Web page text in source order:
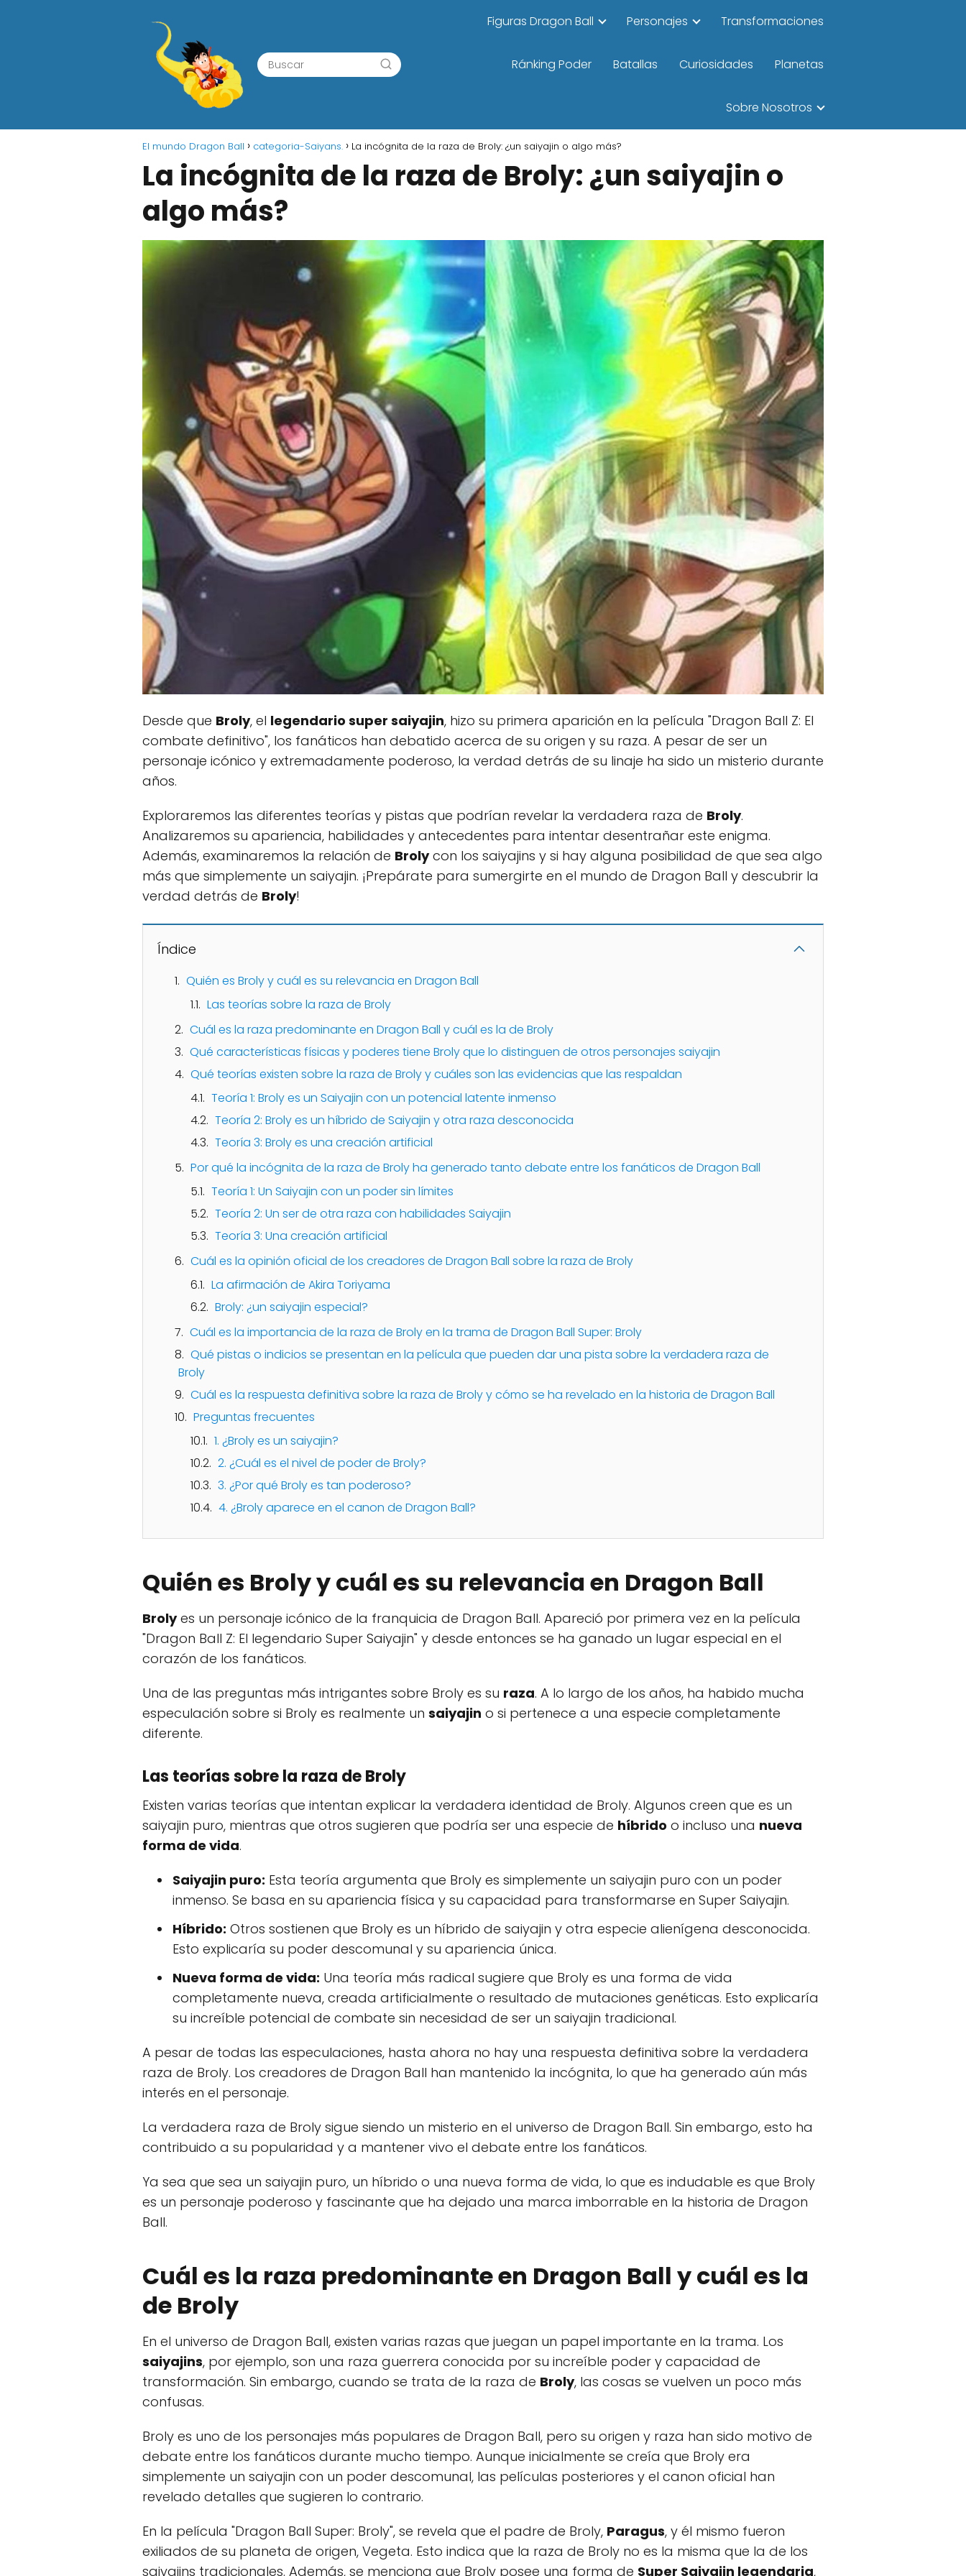
Figuras Dragon Ball Personajes Transformaciones
Ránking Poder Batallas Curiosidades Planetas
Sobre Nosotros
El mundo Dragon Ball categoria-Saiyans. La incógnita de la raza de Broly: ¿un saiyajin o algo más?
La incógnita de la raza de Broly: ¿un saiyajin o
algo más?
Desde que Broly, el legendario super saiyajin, hizo su primera aparición en la película "Dragon Ball Z: El
combate definitivo", los fanáticos han debatido acerca de su origen y su raza. A pesar de ser un
personaje icónico y extremadamente poderoso, la verdad detrás de su linaje ha sido un misterio durante
años.
Exploraremos las diferentes teorías y pistas que podrían revelar la verdadera raza de Broly.
Analizaremos su apariencia, habilidades y antecedentes para intentar desentrañar este enigma.
Además, examinaremos la relación de Brolycon los saiyajins y si hay alguna posibilidad de que sea algo
más que simplemente un saiyajin. ¡Prepárate para sumergirte en el mundo de Dragon Ball y descubrir la
verdad detrás de Broly!
Índice
Quién es Broly y cuál es su relevancia en Dragon Ball
Las teorías sobre la raza de Broly
Cuál es la raza predominante en Dragon Ball y cuál es la de Broly
Qué características físicas y poderes tiene Broly que lo distinguen de otros personajes saiyajin
Qué teorías existen sobre la raza de Broly y cuáles son las evidencias que las respaldan
Teoría 1: Broly es un Saiyajin con un potencial latente inmenso
Teoría 2: Broly es un híbrido de Saiyajin y otra raza desconocida
Teoría 3: Broly es una creación artificial
Por qué la incógnita de la raza de Broly ha generado tanto debate entre los fanáticos de Dragon Ball
Teoría 1: Un Saiyajin con un poder sin límites
Teoría 2: Un ser de otra raza con habilidades Saiyajin
Teoría 3: Una creación artificial
Cuál es la opinión oficial de los creadores de Dragon Ball sobre la raza de Broly
La afirmación de Akira Toriyama
Broly: ¿un saiyajin especial?
Cuál es la importancia de la raza de Broly en la trama de Dragon Ball Super: Broly
Qué pistas o indicios se presentan en la película que pueden dar una pista sobre la verdadera raza de
Broly
Cuál es la respuesta definitiva sobre la raza de Broly y cómo se ha revelado en la historia de Dragon Ball
Preguntas frecuentes
1. ¿Broly es un saiyajin?
2. ¿Cuál es el nivel de poder de Broly?
3. ¿Por qué Broly es tan poderoso?
4. ¿Broly aparece en el canon de Dragon Ball?
Quién es Broly y cuál es su relevancia en Dragon Ball
Brolyes un personaje icónico de la franquicia de Dragon Ball. Apareció por primera vez en la película
"Dragon Ball Z: El legendario Super Saiyajin" y desde entonces se ha ganado un lugar especial en el
corazón de los fanáticos.
Una de las preguntas más intrigantes sobre Broly es su raza. A lo largo de los años, ha habido mucha
especulación sobre si Broly es realmente un saiyajin o si pertenece a una especie completamente
diferente.
Las teorías sobre la raza de Broly
Existen varias teorías que intentan explicar la verdadera identidad de Broly. Algunos creen que es un
saiyajin puro, mientras que otros sugieren que podría ser una especie de híbrido o incluso una nueva
forma de vida.
Saiyajin puro: Esta teoría argumenta que Broly es simplemente un saiyajin puro con un poder
inmenso. Se basa en su apariencia física y su capacidad para transformarse en Super Saiyajin.
Híbrido: Otros sostienen que Broly es un híbrido de saiyajin y otra especie alienígena desconocida.
Esto explicaría su poder descomunal y su apariencia única.
Nueva forma de vida: Una teoría más radical sugiere que Broly es una forma de vida
completamente nueva, creada artificialmente o resultado de mutaciones genéticas. Esto explicaría
su increíble potencial de combate sin necesidad de ser un saiyajin tradicional.
A pesar de todas las especulaciones, hasta ahora no hay una respuesta definitiva sobre la verdadera
raza de Broly. Los creadores de Dragon Ball han mantenido la incógnita, lo que ha generado aún más
interés en el personaje.
La verdadera raza de Broly sigue siendo un misterio en el universo de Dragon Ball. Sin embargo, esto ha
contribuido a su popularidad y a mantener vivo el debate entre los fanáticos.
Ya sea que sea un saiyajin puro, un híbrido o una nueva forma de vida, lo que es indudable es que Broly
es un personaje poderoso y fascinante que ha dejado una marca imborrable en la historia de Dragon
Ball.
Cuál es la raza predominante en Dragon Ball y cuál es la
de Broly
En el universo de Dragon Ball, existen varias razas que juegan un papel importante en la trama. Los
saiyajins, por ejemplo, son una raza guerrera conocida por su increíble poder y capacidad de
transformación. Sin embargo, cuando se trata de la raza de Broly, las cosas se vuelven un poco más
confusas.
Broly es uno de los personajes más populares de Dragon Ball, pero su origen y raza han sido motivo de
debate entre los fanáticos durante mucho tiempo. Aunque inicialmente se creía que Broly era
simplemente un saiyajin con un poder descomunal, las películas posteriores y el canon oficial han
revelado detalles que sugieren lo contrario.
En la película "Dragon Ball Super: Broly", se revela que el padre de Broly, Paragus, y él mismo fueron
exiliados de su planeta de origen, Vegeta. Esto indica que la raza de Broly no es la misma que la de los
saiyajins tradicionales. Además, se menciona que Broly posee una forma de Super Saiyajin legendaria,